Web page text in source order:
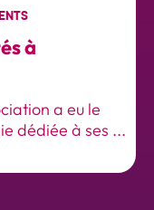
à
a eu le
dédiée à ses ...